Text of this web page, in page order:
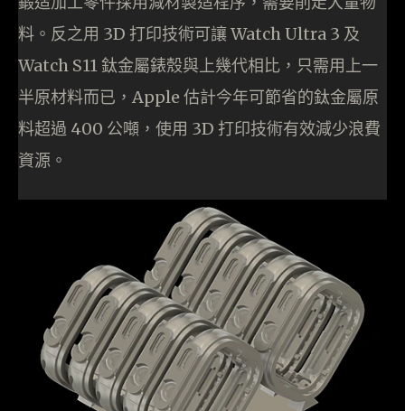
料。反之用 3D 打印技術可讓 Watch Ultra 3 及
Watch S11 鈦金屬錶殼與上幾代相比，只需用上一
半原材料而已，Apple 估計今年可節省的鈦金屬原
料超過 400 公噸，使用 3D 打印技術有效減少浪費
資源。